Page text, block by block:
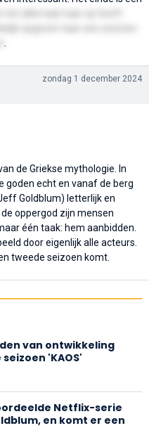
zondag 1 december 2024
de Griekse mythologie. In
goden echt en vanaf de berg
Goldblum) letterlijk en
oppergod zijn mensen
één taak: hem aanbidden.
door eigenlijk alle acteurs.
tweede seizoen komt.
van ontwikkeling
'KAOS'
Netflix-serie
en komt er een